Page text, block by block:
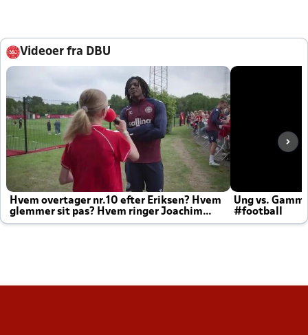
Videoer fra DBU
Hvem overtager nr.10 efter Eriksen? Hvem
glemmer sit pas? Hvem ringer Joachim
altid til efter kampe?
Ung vs.
#football